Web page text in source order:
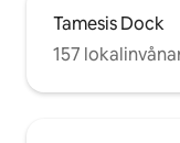
Tamesis Dock
157